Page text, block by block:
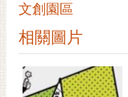
文創園區
相關圖片